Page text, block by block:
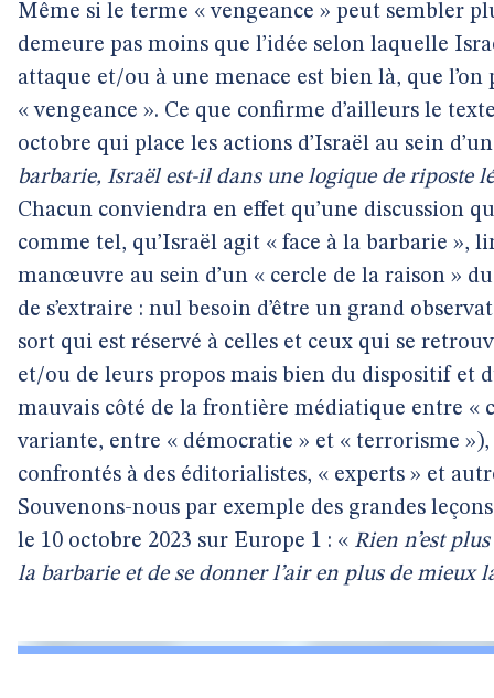
Même si le terme « vengeance » peut sembler
demeure pas moins que l’idée selon laquelle
attaque et/ou à une menace est bien là, que l’on
« vengeance ». Ce que confirme d’ailleurs le
octobre qui place les actions d’Israël au sein
barbarie, Israël est-il dans une logique de riposte
Chacun conviendra en effet qu’une discussion
comme tel, qu’Israël agit « face à la barbarie »,
manœuvre au sein d’un « cercle de la raison »
de s’extraire : nul besoin d’être un grand
sort qui est réservé à celles et ceux qui se
et/ou de leurs propos mais bien du dispositif et
mauvais côté de la frontière médiatique entre «
variante, entre « démocratie » et « terrorisme »),
confrontés à des éditorialistes, « experts » et
Souvenons-nous par exemple des grandes
le 10 octobre 2023 sur Europe 1 : « Rien n’est
la barbarie et de se donner l’air en plus de mieux